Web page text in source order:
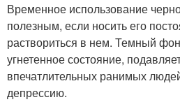
Временное использование
полезным, если носить его
раствориться в нем. Темный
угнетенное состояние,
впечатлительных ранимых
депрессию.